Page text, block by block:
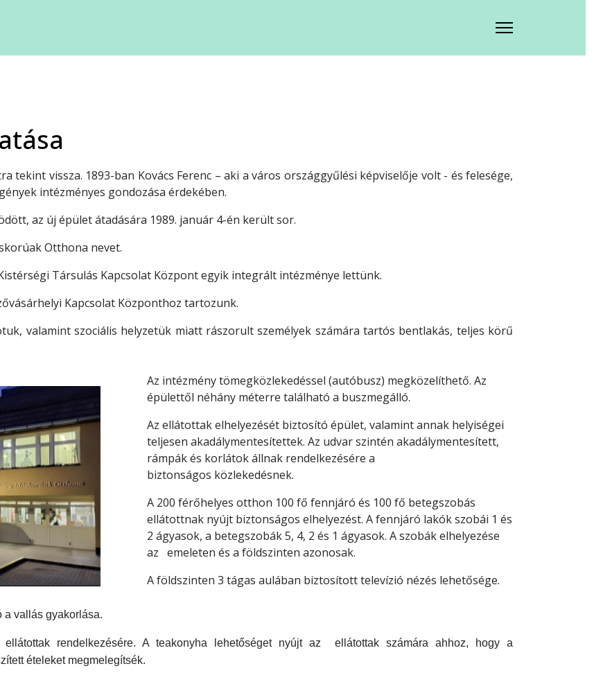
Központ
Játéktár
vissza. 1893-ban Kovács Ferenc – aki a város országgyűlési képviselője volt - és felesége,
intézményes gondozása érdekében.
az új épület átadására 1989. január 4-én került sor.
Otthona nevet.
Társulás Kapcsolat Központ egyik integrált intézménye lettünk.
Kapcsolat Központhoz tartozunk.
valamint szociális helyzetük miatt rászorult személyek számára tartós bentlakás, teljes körű
Az intézmény tömegközlekedéssel (autóbusz) megközelíthető. Az
épülettől néhány méterre található a buszmegálló.
Az ellátottak elhelyezését biztosító épület, valamint annak helyiségei
teljesen akadálymentesítettek. Az udvar szintén akadálymentesített,
rámpák és korlátok állnak rendelkezésére a
biztonságos közlekedésnek.
A 200 férőhelyes otthon 100 fő fennjáró és 100 fő betegszobás
ellátottnak nyújt biztonságos elhelyezést. A fennjáró lakók szobái 1 és
2 ágyasok, a betegszobák 5, 4, 2 és 1 ágyasok. A szobák elhelyezése
az emeleten és a földszinten azonosak.
A földszinten 3 tágas aulában biztosított televízió nézés lehetősége.
a vallás gyakorlása.
rendelkezésére. A teakonyha lehetőséget nyújt az ellátottak számára ahhoz, hogy a
ételeket megmelegítsék.